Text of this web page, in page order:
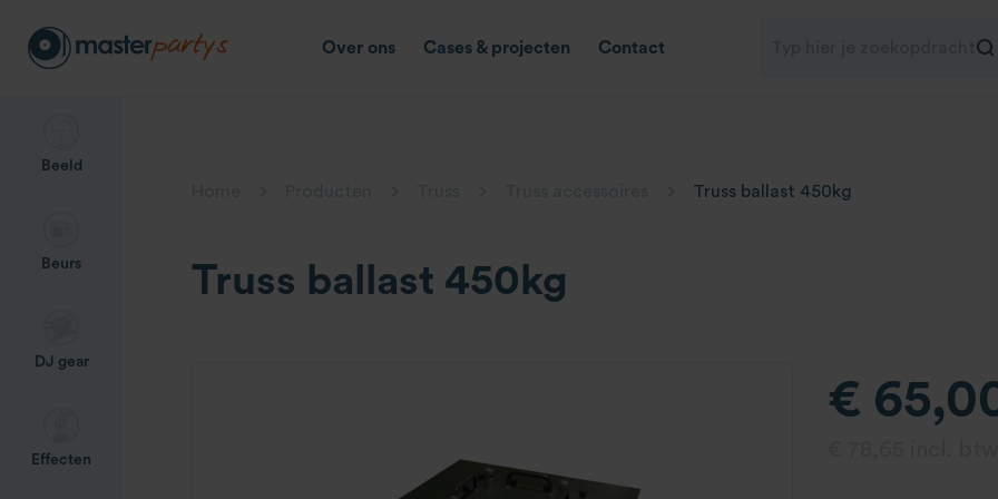
Over ons Cases & projecten Contact
Beeld
Beurs
DJ gear
Effecten
Truss ballast 450kg
Truss ballast 450kg
€